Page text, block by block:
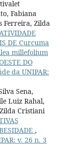
Fabiana
Ferreira, Zilda
DE Curcuma
millefolium
DO
da UNIPAR:
Sena,
Luiz Rahal,
Cristiani
,
v. 26 n. 3